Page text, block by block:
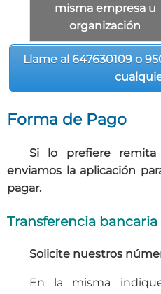
misma empresa u
organización
Llame al 647630109 o
Forma de Pago
Si lo prefiere
enviamos la aplicación
pagar.
Transferencia bancaria
Solicite nuestros
En la misma